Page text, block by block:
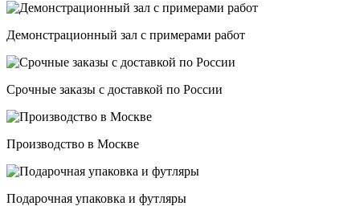
Демонстрационный зал с примерами работ
Срочные заказы с доставкой по России
Производство в Москве
Подарочная упаковка и футляры